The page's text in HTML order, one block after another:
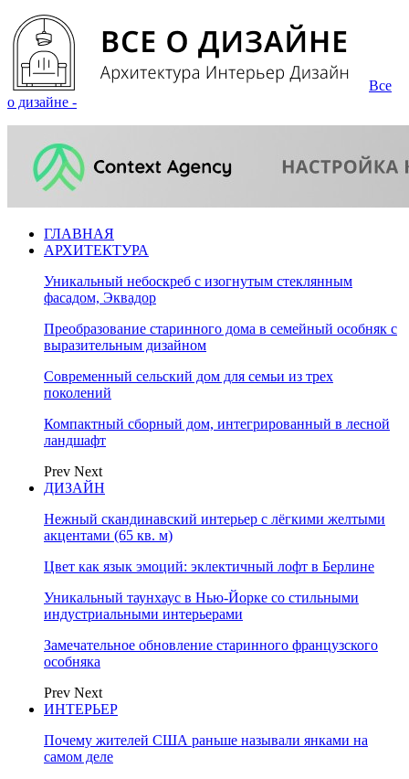
Все
о дизайне -
ГЛАВНАЯ
АРХИТЕКТУРА
Уникальный небоскреб с изогнутым стеклянным
фасадом, Эквадор
Преобразование старинного дома в семейный особняк с
выразительным дизайном
Современный сельский дом для семьи из трех
поколений
Компактный сборный дом, интегрированный в лесной
ландшафт
Prev Next
ДИЗАЙН
Нежный скандинавский интерьер с лёгкими желтыми
акцентами (65 кв. м)
Цвет как язык эмоций: эклектичный лофт в Берлине
Уникальный таунхаус в Нью-Йорке со стильными
индустриальными интерьерами
Замечательное обновление старинного французского
особняка
Prev Next
ИНТЕРЬЕР
Почему жителей США раньше называли янками на
самом деле